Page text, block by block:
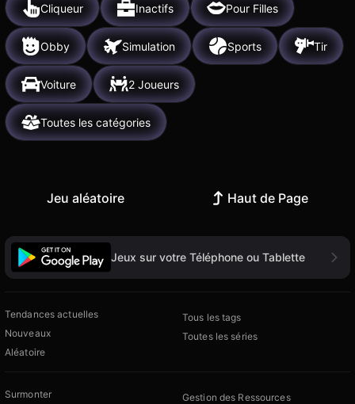
Cliqueur Inactifs Pour Filles
Obby Simulation Sports Tir
Voiture 2 Joueurs
Toutes les catégories
Jeu aléatoire Haut de Page
Jeux sur votre Téléphone ou Tablette
Tendances actuelles
Nouveaux
Aléatoire
Tous les tags
Toutes les séries
Surmonter
Gestion des Ressources